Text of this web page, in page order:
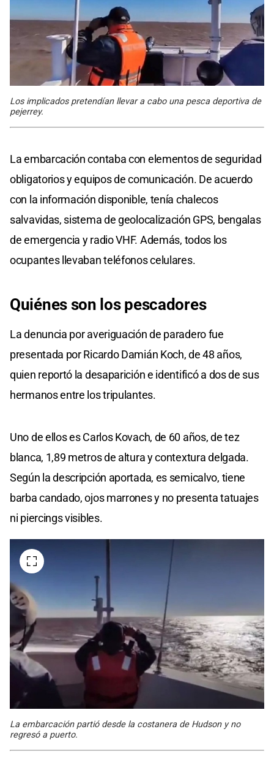
Los implicados pretendían llevar a cabo una pesca deportiva de
pejerrey.
La embarcación contaba con elementos de seguridad
obligatorios y equipos de comunicación. De acuerdo
con la información disponible, tenía chalecos
salvavidas, sistema de geolocalización GPS, bengalas
de emergencia y radio VHF. Además, todos los
ocupantes llevaban teléfonos celulares.
Quiénes son los pescadores
La denuncia por averiguación de paradero fue
presentada por Ricardo Damián Koch, de 48 años,
quien reportó la desaparición e identificó a dos de sus
hermanos entre los tripulantes.
Uno de ellos es Carlos Kovach, de 60 años, de tez
blanca, 1,89 metros de altura y contextura delgada.
Según la descripción aportada, es semicalvo, tiene
barba candado, ojos marrones y no presenta tatuajes
ni piercings visibles.
La embarcación partió desde la costanera de Hudson y no
regresó a puerto.